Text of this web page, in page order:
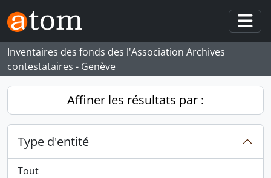
Skip to main content
Inventaires des fonds des l'Association Archives
contestataires - Genève
Affiner les résultats par :
Type d'entité
Tout